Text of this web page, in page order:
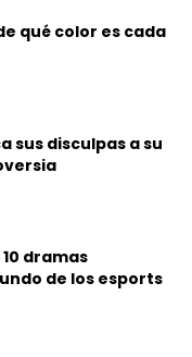
qué color es cada
sus disculpas a su
dramas
de los esports